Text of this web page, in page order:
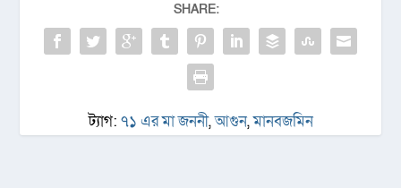
SHARE:
ট্যাগ: ৭১ এর মা জননী,আগুন,মানবজমিন